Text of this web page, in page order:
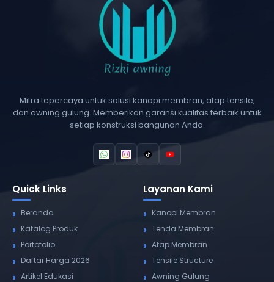
Mitra tepercaya untuk solusi kanopi membran, atap tensile,
dan awning gulung. Memberikan garansi kualitas terbaik untuk
setiap konstruksi bangunan Anda.
Quick Links
Beranda
Katalog Produk
Portofolio
Daftar Harga 2026
Artikel Edukasi
Layanan Kami
Kanopi Membran
Tenda Membran
Atap Membran
Tensile Structure
Awning Gulung